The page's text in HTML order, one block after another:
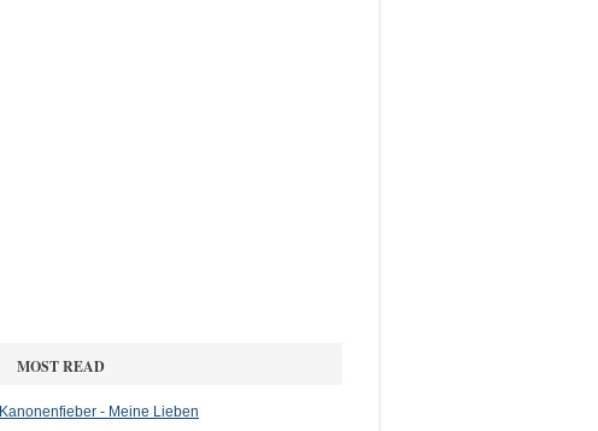
MOST READ
Kanonenfieber - Meine Lieben